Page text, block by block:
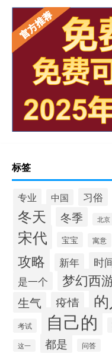
标签
专业 中国 习俗
冬天 冬季 北京
宋代 宝宝 寓意
攻略 新年 时
是一个 梦幻西
生气 疫情 的
考试 自己的
这一 都是 问答